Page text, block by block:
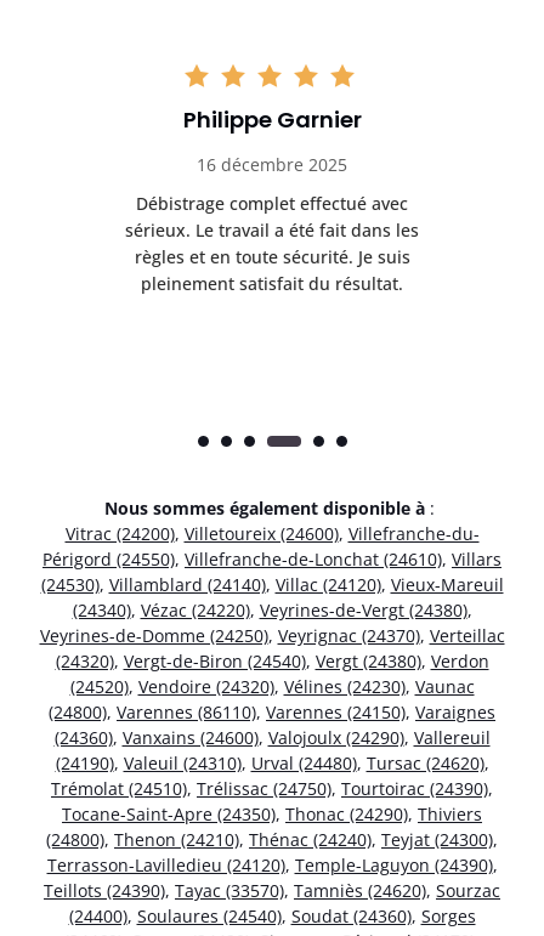
Philippe Garnier
16 décembre 2025
Débistrage complet effectué avec
sérieux. Le travail a été fait dans les
règles et en toute sécurité. Je suis
pleinement satisfait du résultat.
Nous sommes également disponible à :
Vitrac (24200), Villetoureix (24600), Villefranche-du-
Périgord (24550), Villefranche-de-Lonchat (24610), Villars
(24530), Villamblard (24140), Villac (24120), Vieux-Mareuil
(24340), Vézac (24220), Veyrines-de-Vergt (24380),
Veyrines-de-Domme (24250), Veyrignac (24370), Verteillac
(24320), Vergt-de-Biron (24540), Vergt (24380), Verdon
(24520), Vendoire (24320), Vélines (24230), Vaunac
(24800), Varennes (86110), Varennes (24150), Varaignes
(24360), Vanxains (24600), Valojoulx (24290), Vallereuil
(24190), Valeuil (24310), Urval (24480), Tursac (24620),
Trémolat (24510), Trélissac (24750), Tourtoirac (24390),
Tocane-Saint-Apre (24350), Thonac (24290), Thiviers
(24800), Thenon (24210), Thénac (24240), Teyjat (24300),
Terrasson-Lavilledieu (24120), Temple-Laguyon (24390),
Teillots (24390), Tayac (33570), Tamniès (24620), Sourzac
(24400), Soulaures (24540), Soudat (24360), Sorges